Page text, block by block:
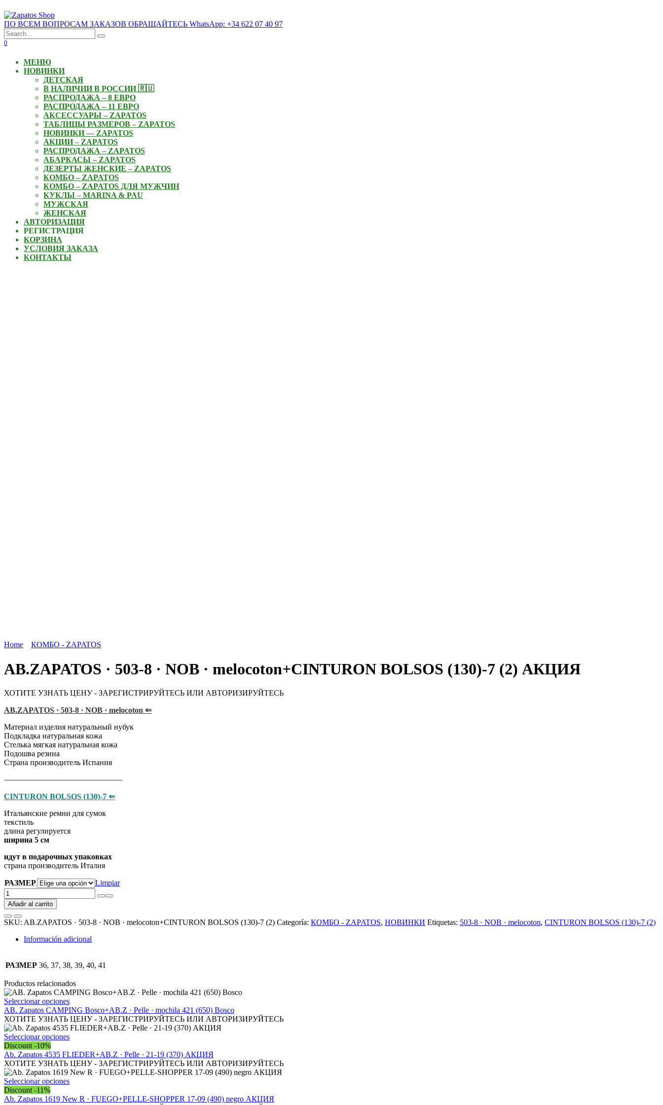
to
content
ПО ВСЕМ ВОПРОСАМ ЗАКАЗОВ ОБРАЩАЙТЕСЬ WhatsApp: +34 622 07 40 97
Search
for:
0
МЕНЮ
НОВИНКИ
ДЕТСКАЯ
В НАЛИЧИИ В РОССИИ 🇷🇺
РАСПРОДАЖА – 8 ЕВРО
РАСПРОДАЖА – 11 ЕВРО
АКСЕССУАРЫ – ZAPATOS
ТАБЛИЦЫ РАЗМЕРОВ – ZAPATOS
НОВИНКИ — ZAPATOS
АКЦИИ – ZAPATOS
РАСПРОДАЖА – ZAPATOS
АБАРКАСЫ – ZAPATOS
ДЕЗЕРТЫ ЖЕНСКИЕ – ZAPATOS
КОМБО – ZAPATOS
КОМБО – ZAPATOS ДЛЯ МУЖЧИН
КУКЛЫ – MARINA & PAU
МУЖСКАЯ
ЖЕНСКАЯ
АВТОРИЗАЦИЯ
РЕГИСТРАЦИЯ
КОРЗИНА
УСЛОВИЯ ЗАКАЗА
КОНТАКТЫ
Home КОМБО - ZAPATOS
AB.ZAPATOS · 503-8 · NOB · melocoton+CINTURON BOLSOS (130)-7 (2) АКЦИЯ
ХОТИТЕ УЗНАТЬ ЦЕНУ - ЗАРЕГИСТРИРУЙТЕСЬ ИЛИ АВТОРИЗИРУЙТЕСЬ
AB.ZAPATOS · 503-8 · NOB · melocoton ⇐
Материал изделия натуральный нубук
Подкладка натуральная кожа
Стелька мягкая натуральная кожа
Подошва резина
Страна производитель Испания
———————————————
CINTURON BOLSOS (130)-7 ⇐
Итальянские ремни для сумок
​​​​​​​текстиль
длина регулируется
ширина 5 см
идут в подарочных упаковках
страна производитель Италия
РАЗМЕР
Limpiar
AB.ZAPATOS
·
503-
8
·
NOB
BOLSOS
(2)
АКЦИЯ
cantidad
Añadir al carrito
SKU: AB.ZAPATOS · 503-8 · NOB · melocoton+CINTURON BOLSOS (130)-7 (2) Categoría: КОМБО - ZAPATOS, НОВИНКИ Etiquetas: 503-8 · NOB · melocoton, CINTURON BOLSOS (130)-7 (2)
Información adicional
РАЗМЕР 36, 37, 38, 39, 40, 41
Productos relacionados
Seleccionar opcionesEste
producto
tiene
múltiples
variantes.
opciones
se
pueden
elegir
la
АВ. Zapatos CAMPING Bosco+AB.Z · Pelle · mochila 421 (650) Bosco
ХОТИТЕ УЗНАТЬ ЦЕНУ - ЗАРЕГИСТРИРУЙТЕСЬ ИЛИ АВТОРИЗИРУЙТЕСЬ
Seleccionar opcionesEste
tiene
múltiples
variantes.
Las
se
Discount -10%
Ab. Zapatos 4535 FLIEDER+AB.Z · Pelle · 21-19 (370) АКЦИЯ
ХОТИТЕ УЗНАТЬ ЦЕНУ - ЗАРЕГИСТРИРУЙТЕСЬ ИЛИ АВТОРИЗИРУЙТЕСЬ
Seleccionar opcionesEste
tiene
Discount -11%
Ab. Zapatos 1619 New R · FUEGO+PELLE-SHOPPER 17-09 (490) negro АКЦИЯ